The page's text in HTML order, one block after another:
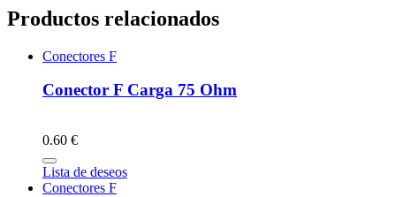
Productos relacionados
Conectores F
Conector F Carga 75 Ohm
0.60 €
Lista de deseos
Conectores F